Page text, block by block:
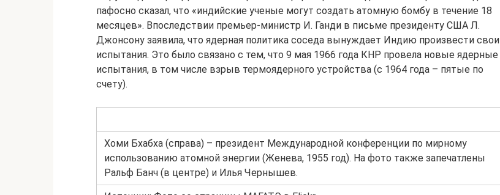
пафосно сказал, что «индийские ученые могут создать атомную бомбу в течение 18
месяцев». Впоследствии премьер-министр И. Ганди в письме президенту США Л.
Джонсону заявила, что ядерная политика соседа вынуждает Индию произвести свои
испытания. Это было связано с тем, что 9 мая 1966 года КНР провела новые ядерные
испытания, в том числе взрыв термоядерного устройства (с 1964 года – пятые по
счету).
Хоми Бхабха (справа) – президент Международной конференции по мирному
использованию атомной энергии (Женева, 1955 год). На фото также запечатлены
Ральф Банч (в центре) и Илья Чернышев.